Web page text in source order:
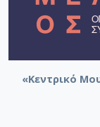
«Κεντρικό